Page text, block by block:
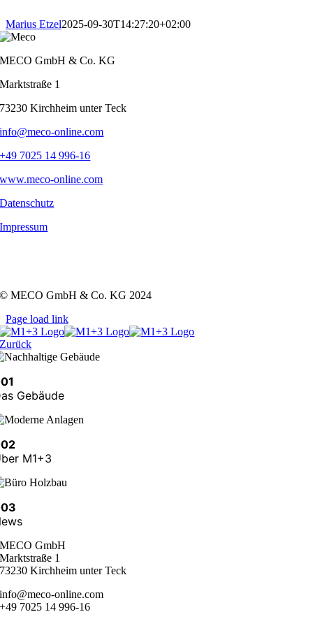
to
content
Marius Etzel2025-09-30T14:27:20+02:00
MECO GmbH & Co. KG
Marktstraße 1
73230 Kirchheim unter Teck
info@meco-online.com
+49 7025 14 996-16
www.meco-online.com
Datenschutz
Impressum
© MECO GmbH & Co. KG 2024
Page load link
Zurück
Gebäude
M1+3
MECO GmbH
Marktstraße 1
73230 Kirchheim unter Teck
info@meco-online.com
+49 7025 14 996-16